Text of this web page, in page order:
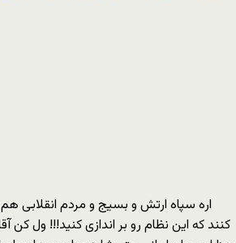
اره سپاه ارتش و بسیج و مردم انقلابی هم
کنند که این نظام رو بر اندازی کنید!!! ول کن